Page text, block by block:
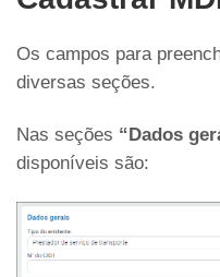
Os campos para
diversas seções.
Nas seções “Dados
disponíveis são: